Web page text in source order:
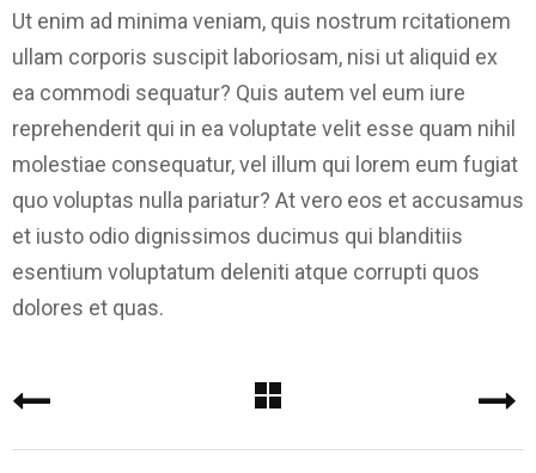
Ut enim ad minima veniam, quis nostrum rcitationem
ullam corporis suscipit laboriosam, nisi ut aliquid ex
ea commodi sequatur? Quis autem vel eum iure
reprehenderit qui in ea voluptate velit esse quam nihil
molestiae consequatur, vel illum qui lorem eum fugiat
quo voluptas nulla pariatur? At vero eos et accusamus
et iusto odio dignissimos ducimus qui blanditiis
esentium voluptatum deleniti atque corrupti quos
dolores et quas.